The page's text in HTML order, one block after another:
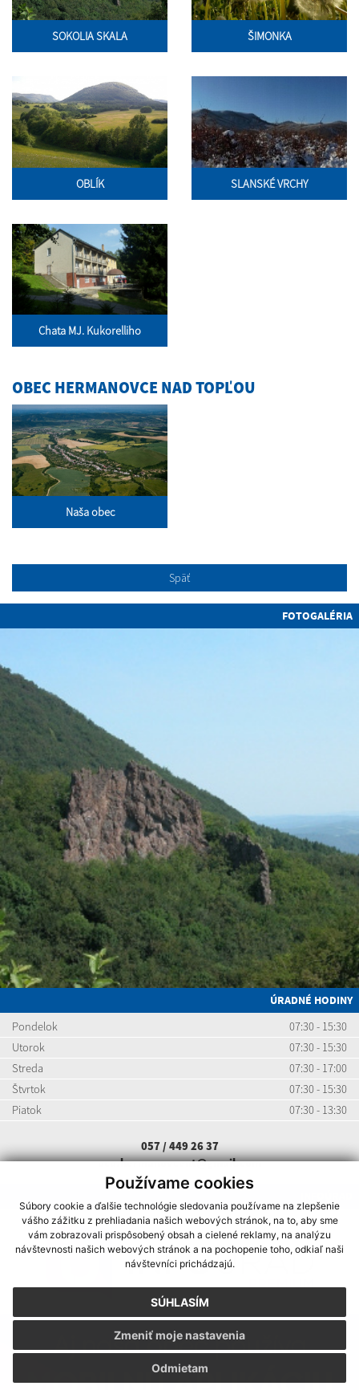
Používame cookies
Súbory cookie a ďalšie technológie sledovania používame na zlepšenie
vášho zážitku z prehliadania našich webových stránok, na to, aby sme
vám zobrazovali prispôsobený obsah a cielené reklamy, na analýzu
návštevnosti našich webových stránok a na pochopenie toho, odkiaľ naši
návštevníci prichádzajú.
SÚHLASÍM
Odmietam
Zmeniť moje nastavenia
SOKOLIA SKALA ŠIMONKA
OBLÍK SLANSKÉ VRCHY
Chata MJ. Kukorelliho
OBEC HERMANOVCE NAD TOPĽOU
Naša obec
Späť
FOTOGALÉRIA
ÚRADNÉ HODINY
Pondelok
07:30 - 15:30
Utorok
07:30 - 15:30
Streda
07:30 - 17:00
Štvrtok
07:30 - 15:30
Piatok
07:30 - 13:30
057 / 449 26 37
ocu.hermanovcent@gmail.com